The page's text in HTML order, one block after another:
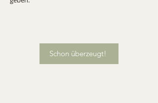
Schon überzeugt!